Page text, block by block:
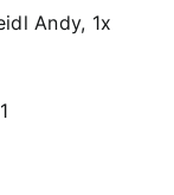
Andy, 1x